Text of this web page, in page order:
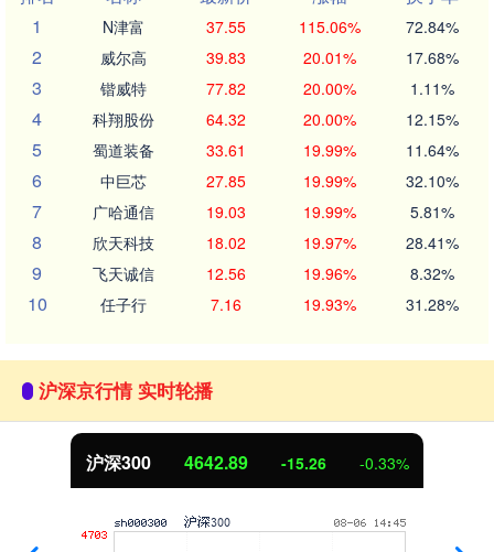
1
N津富 37.55 115.06% 72.84%
2 威尔高 39.83 20.01% 17.68%
3 锴威特 77.82 20.00% 1.11%
4 科翔股份 64.32 20.00% 12.15%
5 蜀道装备 33.61 19.99% 11.64%
6 中巨芯 27.85 19.99% 32.10%
7 广哈通信 19.03 19.99% 5.81%
8 欣天科技 18.02 19.97% 28.41%
9 飞天诚信 12.56 19.96% 8.32%
10 任子行 7.16 19.93% 31.28%
沪深京行情 实时轮播
-0.33% 北证50 1117.62